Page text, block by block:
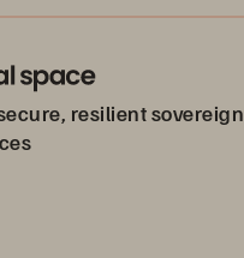
resilient sovereign